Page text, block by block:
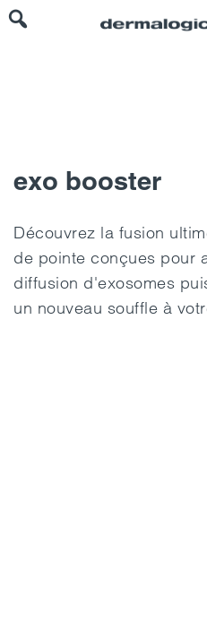
exo booster
Découvrez la fusion
de pointe conçues pour
diffusion d'exosomes
un nouveau souffle à